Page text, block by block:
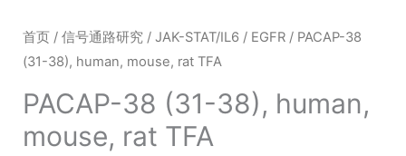
首页/ 信号通路研究/ JAK-STAT/IL6/ EGFR/ PACAP-38
(31-38), human, mouse, rat TFA
PACAP-38 (31-38), human,
mouse, rat TFA